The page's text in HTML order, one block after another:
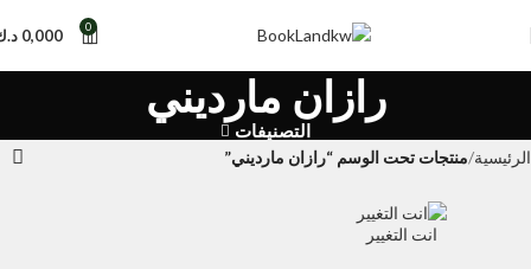
0
0,000
رازان مارديني
التصنيفات
الرئيسية منتجات تحت الوسم “رازان مارديني”
انت التغيير